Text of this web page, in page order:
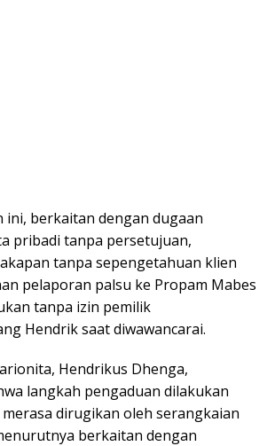
ini, berkaitan dengan dugaan
pribadi tanpa persetujuan,
tanpa sepengetahuan klien
pelaporan palsu ke Propam Mabes
tanpa izin pemilik
Hendrik saat diwawancarai.
Hendrikus Dhenga,
langkah pengaduan dilakukan
dirugikan oleh serangkaian
berkaitan dengan